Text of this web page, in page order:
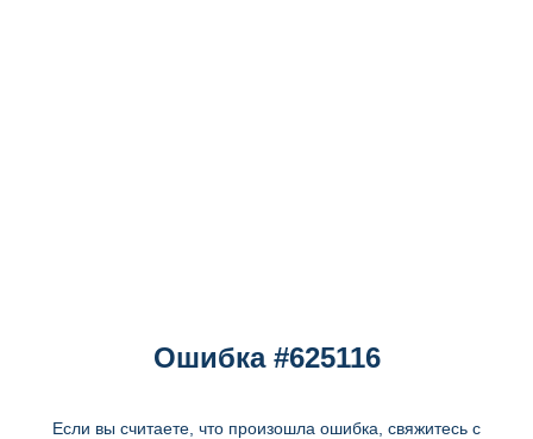
Ошибка #625116
Если вы считаете, что произошла ошибка, свяжитесь с